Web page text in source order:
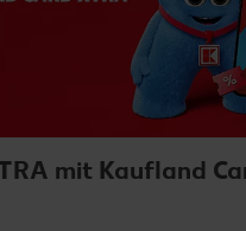
mit Kaufland